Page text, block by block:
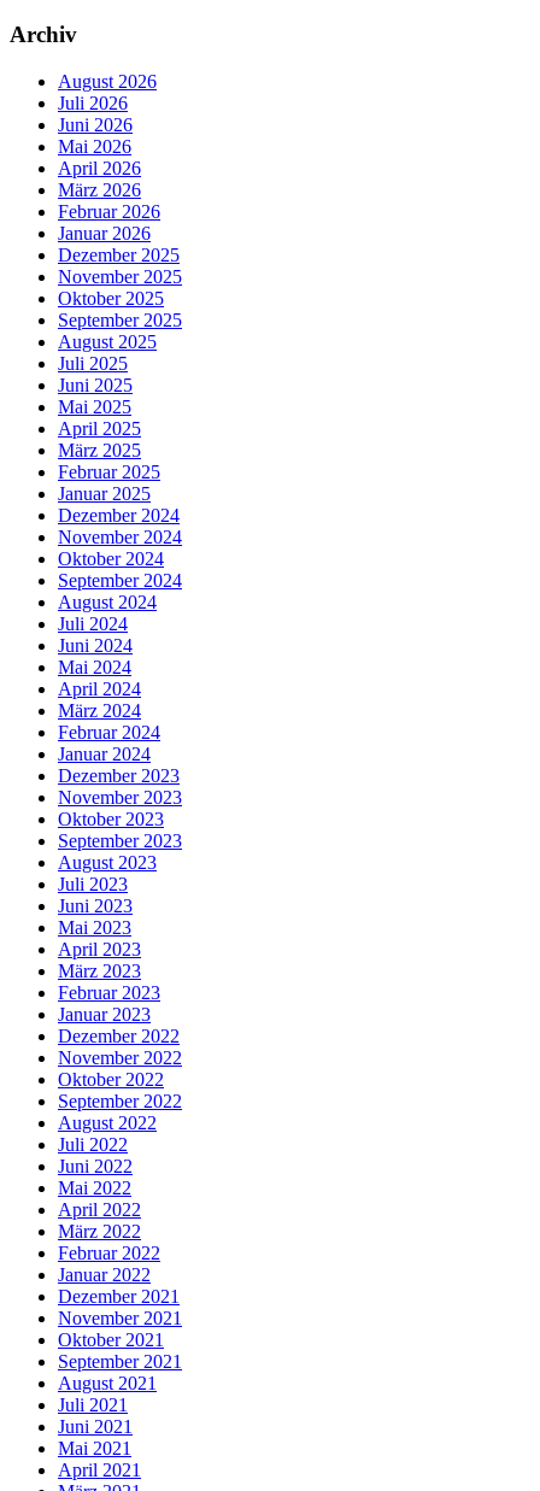
Archiv
August 2026
Juli 2026
Juni 2026
Mai 2026
April 2026
März 2026
Februar 2026
Januar 2026
Dezember 2025
November 2025
Oktober 2025
September 2025
August 2025
Juli 2025
Juni 2025
Mai 2025
April 2025
März 2025
Februar 2025
Januar 2025
Dezember 2024
November 2024
Oktober 2024
September 2024
August 2024
Juli 2024
Juni 2024
Mai 2024
April 2024
März 2024
Februar 2024
Januar 2024
Dezember 2023
November 2023
Oktober 2023
September 2023
August 2023
Juli 2023
Juni 2023
Mai 2023
April 2023
März 2023
Februar 2023
Januar 2023
Dezember 2022
November 2022
Oktober 2022
September 2022
August 2022
Juli 2022
Juni 2022
Mai 2022
April 2022
März 2022
Februar 2022
Januar 2022
Dezember 2021
November 2021
Oktober 2021
September 2021
August 2021
Juli 2021
Juni 2021
Mai 2021
April 2021